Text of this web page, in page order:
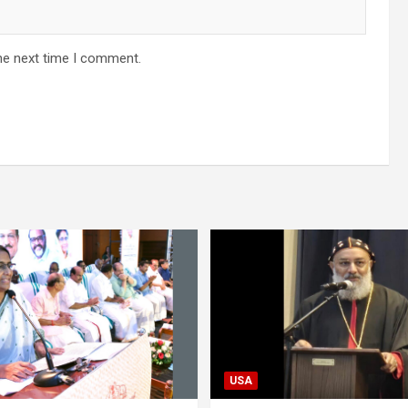
next time I comment.
USA